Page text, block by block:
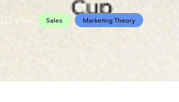
2 mins Sales Marketing Theory